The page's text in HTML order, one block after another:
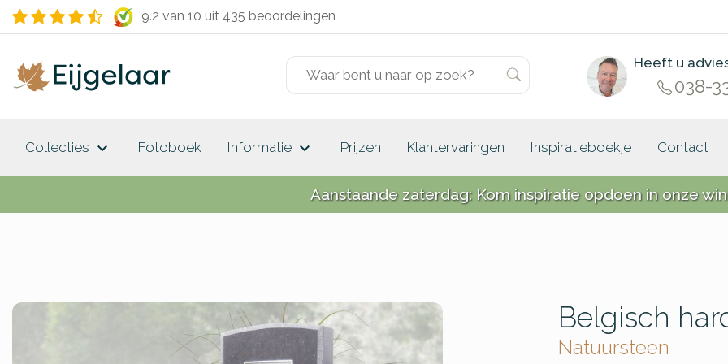
9.2 van 10 uit 435 beoordelingen
Heeft u
038-
Collecties keyboard_arrow_down Fotoboek Informatie keyboard_arrow_down Prijzen Klantervaringen Inspiratieboekje Contact
Aanstaande zaterdag: Kom inspiratie opdoen in onze
Belgisch
Natuursteen